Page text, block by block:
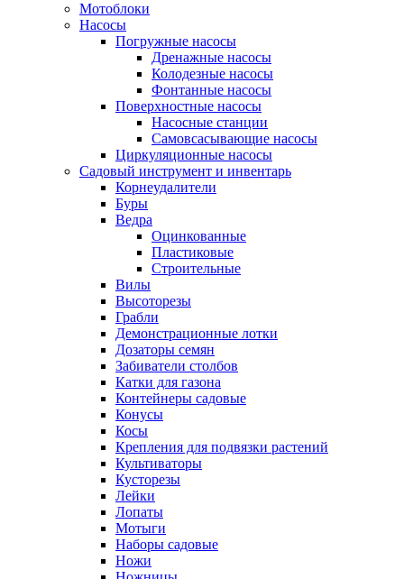
Мотоблоки
Насосы
Погружные насосы
Дренажные насосы
Колодезные насосы
Фонтанные насосы
Поверхностные насосы
Насосные станции
Самовсасывающие насосы
Циркуляционные насосы
Садовый инструмент и инвентарь
Корнеудалители
Буры
Ведра
Оцинкованные
Пластиковые
Строительные
Вилы
Высоторезы
Грабли
Демонстрационные лотки
Дозаторы семян
Забиватели столбов
Катки для газона
Контейнеры садовые
Конусы
Косы
Крепления для подвязки растений
Культиваторы
Кусторезы
Лейки
Лопаты
Мотыги
Наборы садовые
Ножи